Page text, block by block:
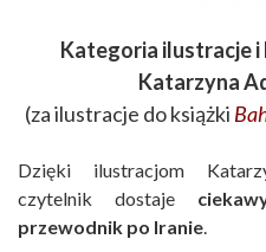
Kategoria ilustracje i
Katarzyna
(za ilustracje do książki
Dzięki ilustracjom
czytelnik dostaje
przewodnik po Iranie.